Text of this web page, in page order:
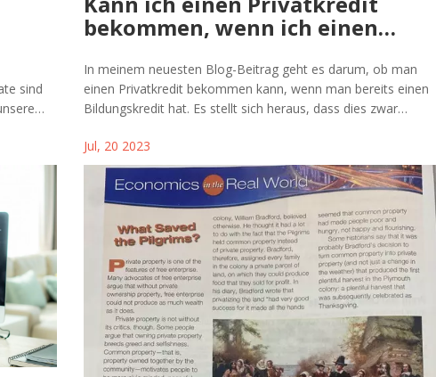
sind
bekommen, wenn ich einen
In meinem neuesten Blog-Beitrag geht es darum, ob man
einen Privatkredit bekommen kann, wenn man bereits einen
Bildungskredit hat. Es stellt sich heraus, dass dies zwar
abhängt. Kreditgeber schauen auf Ihre Bonität, Ihre
Einkommenssituation und wie gut Sie Ihre bisherigen Kredite
verwaltet haben. Es ist also wichtig, sich bewusst zu sein, dass
ein zusätzlicher Kredit die monatlichen Belastungen erhöht.
Seien Sie also vorsichtig und überdenken Sie Ihre finanzielle
Situation gründlich, bevor Sie einen weiteren Kredit
aufnehmen.
Jul, 20 2023